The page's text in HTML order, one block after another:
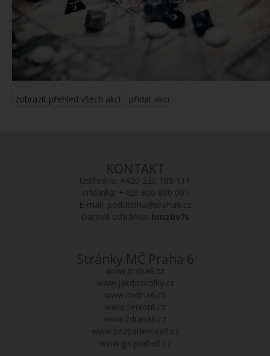
zobrazit přehled všech akcí přidat akci
KONTAKT
Ústředna: +420 220 189 111
Infolinka: +420 800 800 001
E-mail: podatelna@praha6.cz
Datová schránka: bmzbv7c
Stránky MČ Praha 6
www.praha6.cz
www.jakdoskolky.cz
www.rodina6.cz
www.senior6.cz
www.zdrava6.cz
www.bezbarierova6.cz
www.gis.praha6.cz